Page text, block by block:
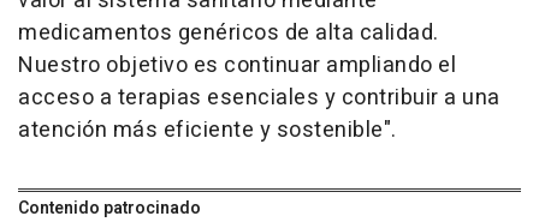
medicamentos genéricos de alta calidad.
Nuestro objetivo es continuar ampliando el
acceso a terapias esenciales y contribuir a una
atención más eficiente y sostenible".
Contenido patrocinado